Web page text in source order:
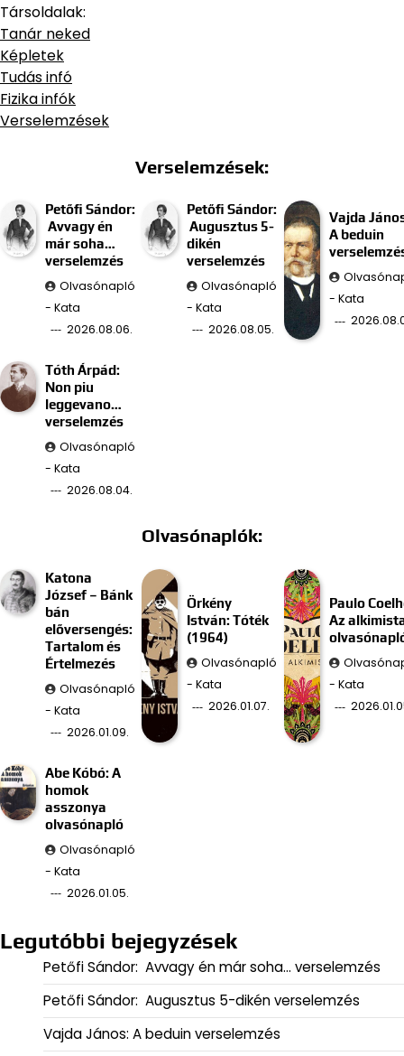
Társoldalak:
Tanár neked
Képletek
Tudás infó
Fizika infók
Verselemzések
Verselemzések:
Petőfi Sándor:
Avvagy én
már soha…
verselemzés
Olvasónapló
- Kata
2026.08.06.
Petőfi Sándor:
Augusztus 5-
dikén
verselemzés
Olvasónapló
- Kata
2026.08.05.
Vajda
A beduin
- Kata
Tóth Árpád:
Non piu
leggevano…
verselemzés
Olvasónapló
- Kata
2026.08.04.
Olvasónaplók:
Katona
József – Bánk
bán
előversengés:
Tartalom és
Értelmezés
Olvasónapló
- Kata
2026.01.09.
Örkény
István: Tóték
(1964)
Olvasónapló
- Kata
2026.01.07.
Paulo
Az
- Kata
Abe Kóbó: A
homok
asszonya
olvasónapló
Olvasónapló
- Kata
2026.01.05.
Legutóbbi bejegyzések
Petőfi Sándor: Avvagy én már soha… verselemzés
Petőfi Sándor: Augusztus 5-dikén verselemzés
Vajda János: A beduin verselemzés